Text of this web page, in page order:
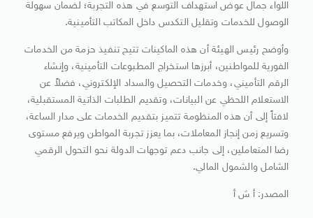
اللواء جمال عوض استهداف التوسع في هذه التجربة؛ لضمان سهولة
الوصول للخدمات وتقليل التكدس داخل المكاتب التأمينية.
وأوضح رئيس الهيئة أن هذه الماكينات تتيح تنفيذ حزمة من الخدمات
الفورية للمواطنين، أبرزها استخراج المطبوعات التأمينية، وإنشاء
الرقم التأميني، وخدمات التحصيل والسداد الإلكتروني، فضلاً عن
الاستعلام اللحظي عن البيانات، وتقديم الطلبات الذاتية المستقبلية،
لافتاً إلى أن هذه المنظومة تتميز بتقديم الخدمات على مدار الساعة،
وتسريع زمن إنجاز المعاملات، بما يعزز تجربة المواطن ويرفع مستوى
رضا المتعاملين، إلى جانب دعم توجهات الدولة نحو التحول الرقمي
الشامل والشمول المالي.
المصدر: أ ش أ